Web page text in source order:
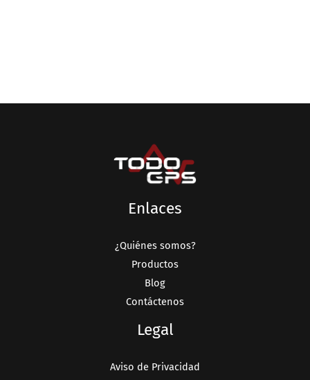
Enlaces
¿Quiénes somos?
Productos
Blog
Contáctenos
Legal
Aviso de Privacidad